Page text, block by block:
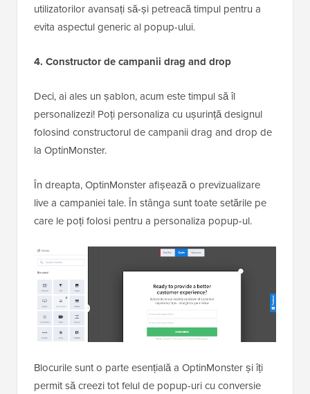
utilizatorilor avansați să-și petreacă timpul pentru a
evita aspectul generic al popup-ului.
4. Constructor de campanii drag and drop
Deci, ai ales un șablon, acum este timpul să îl
personalizezi! Poți personaliza cu ușurință designul
folosind constructorul de campanii drag and drop de
la OptinMonster.
În dreapta, OptinMonster afișează o previzualizare
live a campaniei tale. În stânga sunt toate setările pe
care le poți folosi pentru a personaliza popup-ul.
Blocurile sunt o parte esențială a OptinMonster și îți
permit să creezi tot felul de popup-uri cu conversie